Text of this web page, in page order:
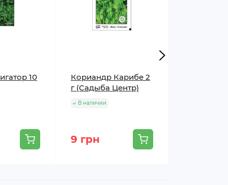
10
Кориандр Карибе 2
г (Садыба Центр)
В наличии
9 грн